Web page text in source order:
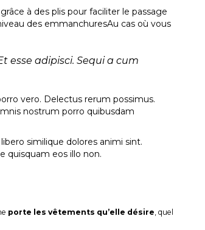
à des plis pour faciliter le passage
des emmanchuresAu cas où vous
esse adipisci. Sequi a cum
vero. Delectus rerum possimus.
nostrum porro quibusdam
similique dolores animi sint.
quisquam eos illo non.
porte les vêtements qu’elle désire, quel